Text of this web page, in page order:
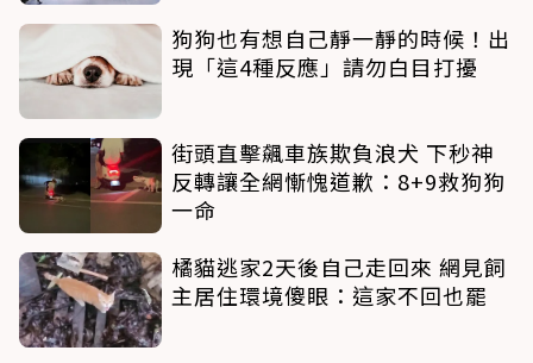
狗狗也有想自己靜一靜的時候！出
現「這4種反應」請勿白目打擾
街頭直擊飆車族欺負浪犬 下秒神
反轉讓全網慚愧道歉：8+9救狗狗
一命
橘貓逃家2天後自己走回來 網見飼
主居住環境傻眼：這家不回也罷